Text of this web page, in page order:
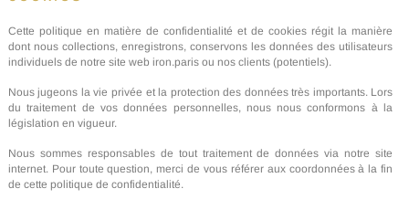
Cette politique en matière de confidentialité et de cookies régit la manière
dont nous collections, enregistrons, conservons les données des utilisateurs
individuels de notre site web iron.paris ou nos clients (potentiels).
Nous jugeons la vie privée et la protection des données très importants. Lors
du traitement de vos données personnelles, nous nous conformons à la
législation en vigueur.
Nous sommes responsables de tout traitement de données via notre site
internet. Pour toute question, merci de vous référer aux coordonnées à la fin
de cette politique de confidentialité.